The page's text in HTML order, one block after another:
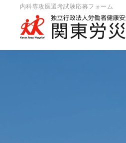
内科専攻医選考試験応募フォーム